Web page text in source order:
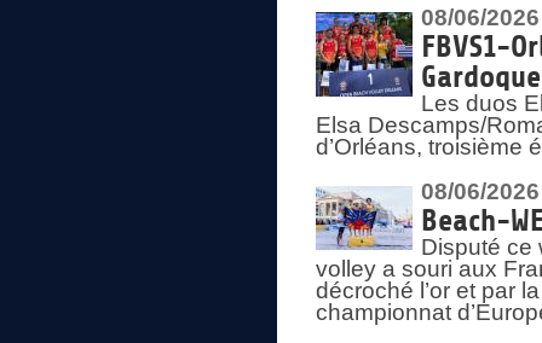
08/06/2026
FBVS1-
Les duos
Elsa Descamps/
d’Orléans, troisième
08/06/2026
Beach-
Disputé ce
volley a souri aux
décroché l’or et par
championnat